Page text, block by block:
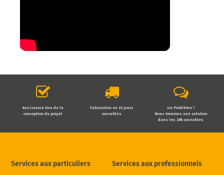
Assistance lors de la
conception du projet
Fabrication en 15 jours
ouvrables
Un Problème ?
Nous trouvons une solution
dans les 24h ouvrables
Services aux particuliers Services aux professionnels